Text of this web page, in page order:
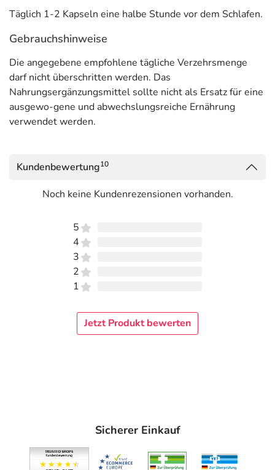
Täglich 1-2 Kapseln eine halbe Stunde vor dem Schlafen.
Gebrauchshinweise
Die angegebene empfohlene tägliche Verzehrsmenge
darf nicht überschritten werden. Das
Nahrungsergänzungsmittel sollte nicht als Ersatz für eine
ausgewo-gene und abwechslungsreiche Ernährung
verwendet werden.
Kundenbewertung10
Noch keine Kundenrezensionen vorhanden.
5
4
3
2
1
Jetzt Produkt bewerten
Sicherer Einkauf